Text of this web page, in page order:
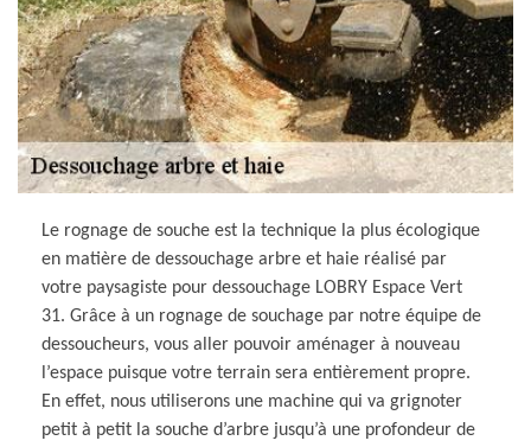
Le rognage de souche est la technique la plus écologique
en matière de dessouchage arbre et haie réalisé par
votre paysagiste pour dessouchage LOBRY Espace Vert
31. Grâce à un rognage de souchage par notre équipe de
dessoucheurs, vous aller pouvoir aménager à nouveau
l’espace puisque votre terrain sera entièrement propre.
En effet, nous utiliserons une machine qui va grignoter
petit à petit la souche d’arbre jusqu’à une profondeur de